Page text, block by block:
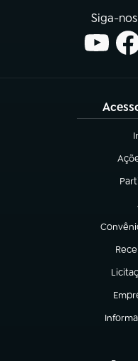
Siga-
(abre
(abre
(abre
(abre